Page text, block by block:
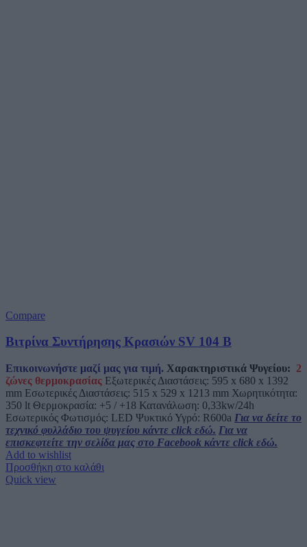
Compare
Βιτρίνα Συντήρησης Κρασιών SV 104 B
Επικοινωνήστε μαζί μας για τιμή. Χαρακτηριστικά Ψυγείου: 2
ζώνες θερμοκρασίας Εξωτερικές Διαστάσεις: 595 x 680 x 1392
mm Εσωτερικές Διαστάσεις: 515 x 529 x 1213 mm Χωρητικότητα:
350 lt Θερμοκρασία: +5 / +18 Κατανάλωση: 0,33kw/24h
Εσωτερικός Φωτισμός: LED Ψυκτικό Υγρό: R600a Για να δείτε το
τεχνικό φυλλάδιο του ψυγείου κάντε click εδώ. Για να
επισκεφτείτε την σελίδα μας στο Facebook κάντε click εδώ.
Add to wishlist
Προσθήκη στο καλάθι
Quick view